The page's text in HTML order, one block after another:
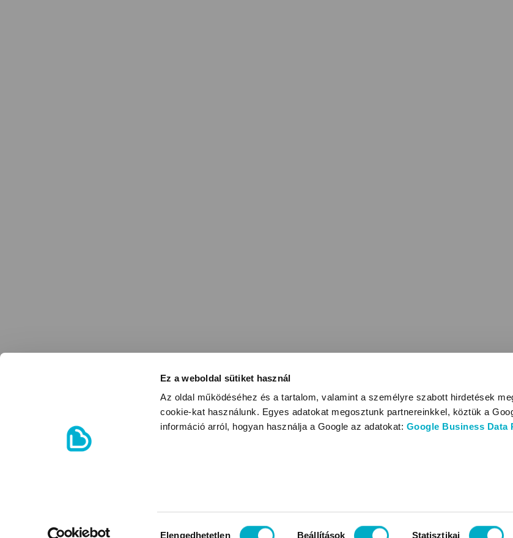
Ez a weboldal sütiket használ
Az oldal működéséhez és a tartalom, valamint a személyre szabott hirdetések
cookie-kat használunk. Egyes adatokat megosztunk partnereinkkel, köztük a
információ arról, hogyan használja a Google az adatokat: Google Business Data
Elengedhetetlen Beállítások Statisztikai